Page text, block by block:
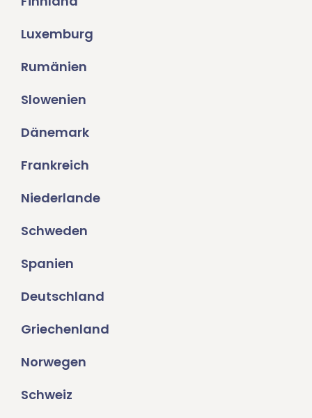
Luxemburg
Rumänien
Slowenien
Dänemark
Frankreich
Niederlande
Schweden
Spanien
Deutschland
Griechenland
Norwegen
Schweiz